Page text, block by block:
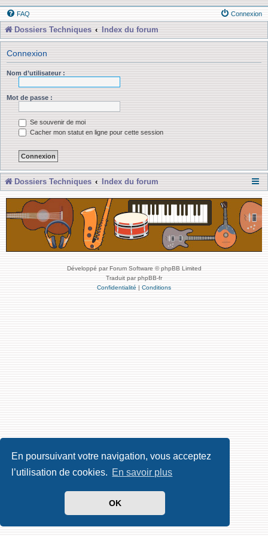
En poursuivant votre navigation, vous acceptez
l’utilisation de cookies. En savoir plus
OK
FAQ Connexion
Dossiers Techniques Index du forum
Connexion
Nom d’utilisateur :
Mot de passe :
Se souvenir de moi
Cacher mon statut en ligne pour cette session
Dossiers Techniques Index du forum
Développé par Forum Software © phpBB Limited
Traduit par phpBB-fr
Confidentialité | Conditions